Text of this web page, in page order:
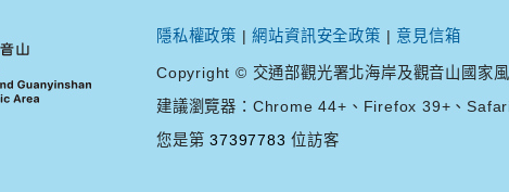
隱私權政策 |網站資訊安全政策 | 意見信箱
Copyright © 交通部觀光署北海岸及觀音山國家
建議瀏覽器：Chrome 44+、Firefox 39+、
您是第37397783 位訪客